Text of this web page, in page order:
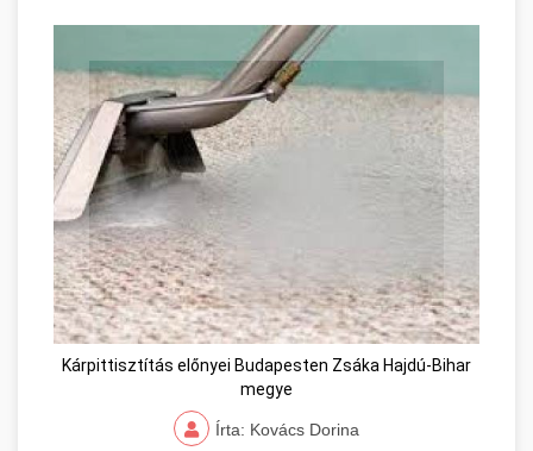
Kárpittisztítás előnyei Budapesten Zsáka Hajdú-Bihar
megye
Írta: Kovács Dorina